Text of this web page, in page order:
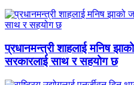
प्रधानमन्त्री शाहलाई मनिष
सरकारलाई साथ र सहयोग छ